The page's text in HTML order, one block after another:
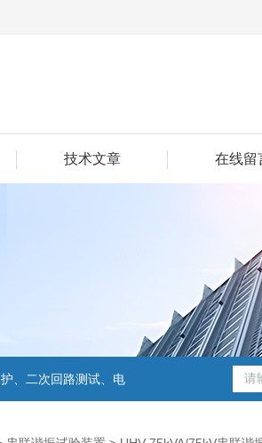
技术文章 在线留
、二次回路测试、电